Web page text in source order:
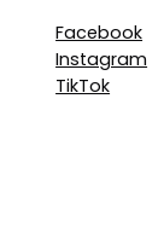
Facebook
Instagram
TikTok